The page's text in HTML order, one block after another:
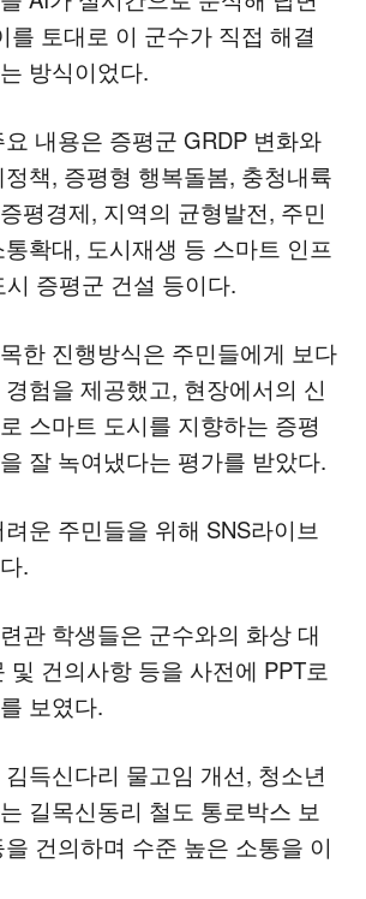
를 토대로 이 군수가 직접 해결
방식이었다.
내용은 증평군 GRDP 변화와
책, 증평형 행복돌봄, 충청내륙
평경제, 지역의 균형발전, 주민
확대, 도시재생 등 스마트 인프
증평군 건설 등이다.
한 진행방식은 주민들에게 보다
험을 제공했고, 현장에서의 신
스마트 도시를 지향하는 증평
잘 녹여냈다는 평가를 받았다.
운 주민들을 위해 SNS라이브
.
관 학생들은 군수와의 화상 대
및 건의사항 등을 사전에 PPT로
보였다.
득신다리 물고임 개선, 청소년
길목신동리 철도 통로박스 보
건의하며 수준 높은 소통을 이